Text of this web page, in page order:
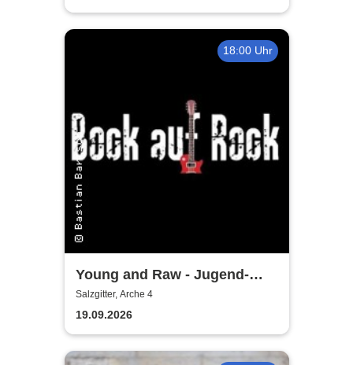
18:00 Uhr
Young and Raw - Jugend-
Konzert
Salzgitter, Arche 4
19.09.2026